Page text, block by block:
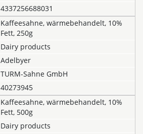
4337256688031
Kaffeesahne, wärmebehandelt, 10%
Fett, 250g
Dairy products
Adelbyer
TURM-Sahne GmbH
40273945
Kaffeesahne, wärmebehandelt, 10%
Fett, 500g
Dairy products